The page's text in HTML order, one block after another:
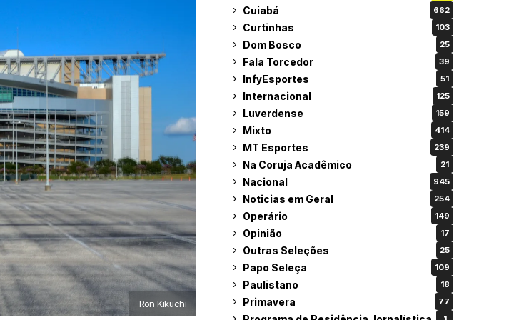
Ron Kikuchi
Cuiabá 662
Curtinhas 103
Dom Bosco 25
Fala Torcedor 39
InfyEsportes 51
Internacional 125
Luverdense 159
Mixto 414
MT Esportes 239
Na Coruja Acadêmico 21
Nacional 945
Noticias em Geral 254
Operário 149
Opinião 17
Outras Seleções 25
Papo Seleça 109
Paulistano 18
Primavera 77